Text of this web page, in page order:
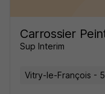
Carrossier
Sup Interim
Vitry-le-François -